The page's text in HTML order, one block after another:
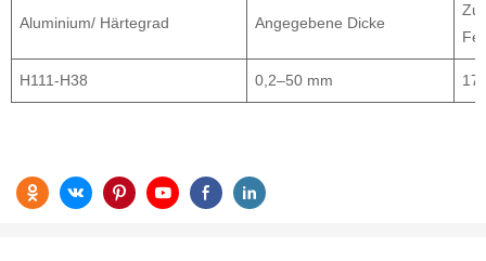
Aluminium/ Härtegrad Angegebene Dicke
H111-H38 0,2–50 mm